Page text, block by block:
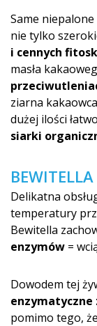
Same
nie tylko
i cennych
masła
ziarna
dużej ilości
siarki
Delikatna
temperatury
Bewitella
enzymów =
Dowodem tej
pomimo tego,